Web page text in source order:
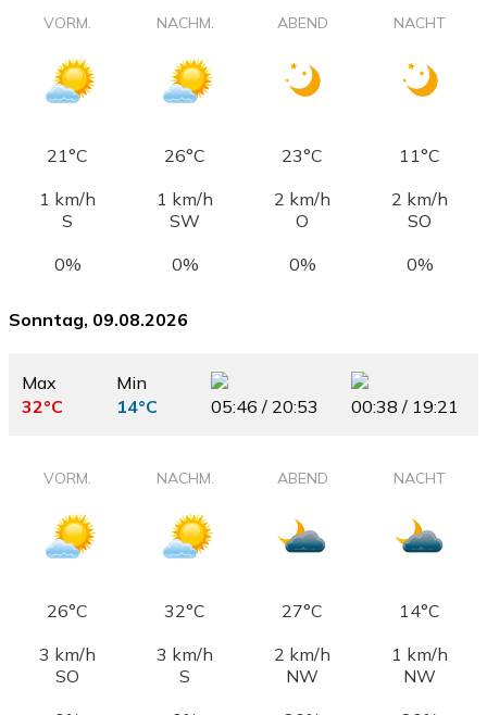
VORM. NACHM. ABEND NACHT
21°C 26°C 23°C
11°C
1 km/h
S
1 km/h
SW
2 km/h
O
2 km/h
SO
0%
0% 0% 0%
Sonntag, 09.08.2026
Max
32°C
Min
14°C
05:46 / 20:53 00:38 / 19:21
VORM. NACHM. ABEND NACHT
26°C 32°C 27°C
14°C
3 km/h
SO
3 km/h
S
2 km/h
NW
1 km/h
NW